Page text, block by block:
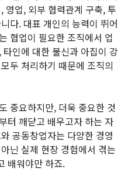
영업, 외부 협력관계 구축, 투
다. 대표 개인의 능력이 뛰어
협업이 필요한 조직에서 업
인에 대한 불신과 아집이 강
두 처리하기 때문에 조직의
중요하지만, 더욱 중요한 것
터 깨닫고 배우고자 하는 자
공동창업자는 다양한 경영
닌 실제 현장 경험에서 겪는
배워야만 하죠.